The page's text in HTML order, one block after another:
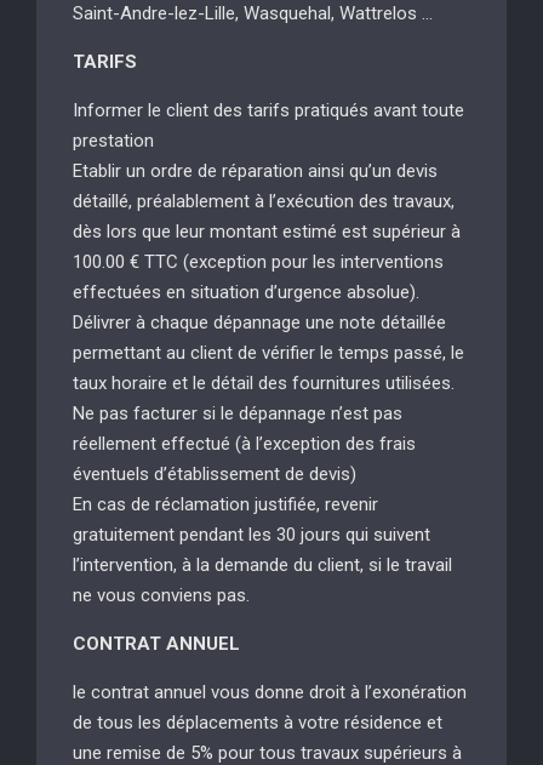
Saint-Andre-lez-Lille, Wasquehal, Wattrelos …
TARIFS
Informer le client des tarifs pratiqués avant toute
prestation
Etablir un ordre de réparation ainsi qu’un devis
détaillé, préalablement à l’exécution des travaux,
dès lors que leur montant estimé est supérieur à
100.00 € TTC (exception pour les interventions
effectuées en situation d’urgence absolue).
Délivrer à chaque dépannage une note détaillée
permettant au client de vérifier le temps passé, le
taux horaire et le détail des fournitures utilisées.
Ne pas facturer si le dépannage n’est pas
réellement effectué (à l’exception des frais
éventuels d’établissement de devis)
En cas de réclamation justifiée, revenir
gratuitement pendant les 30 jours qui suivent
l’intervention, à la demande du client, si le travail
ne vous conviens pas.
CONTRAT ANNUEL
le contrat annuel vous donne droit à l’exonération
de tous les déplacements à votre résidence et
une remise de 5% pour tous travaux supérieurs à